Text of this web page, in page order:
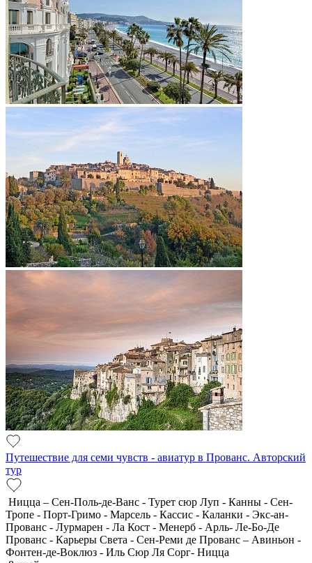
Путешествие для семи чувств - авиатур в Прованс. Авторский
тур
Ницца – Сен-Поль-де-Ванс - Турет сюр Луп - Канны - Сен-
Тропе - Порт-Гримо - Марсель - Кассис - Каланки - Экс-ан-
Прованс - Лурмарен - Ла Кост - Менерб - Арль- Ле-Бо-Де
Прованс - Карьеры Света - Сен-Реми де Прованс – Авиньон -
Фонтен-де-Воклюз - Иль Сюр Ля Сорг- Ницца